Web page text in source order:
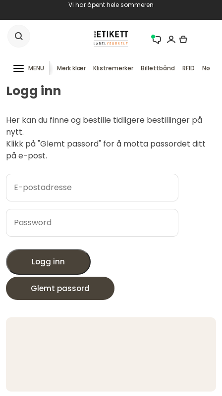
Vi har åpent hele sommeren
MENU Merk klær Klistremerker Billettbånd RFID
Logg inn
Her kan du finne og bestille tidligere bestillinger på
nytt.
Klikk på "Glemt passord" for å motta passordet ditt
på e-post.
Logg inn
Glemt passord